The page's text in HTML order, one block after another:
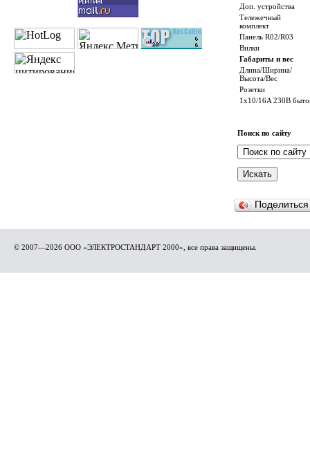
Доп. устройства
Тележечный
комплект
Панель R02/R03
Вилки
Габариты и вес
Длина/Ширина/
Высота/Вес
Розетки
1x10/16A 230В
Поиск по сайту
© 2007—2026 ООО «ЭЛЕКТРОСТАНДАРТ 2000», все права защищены.